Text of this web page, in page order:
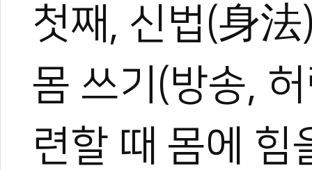
첫째, 신법(身法
몸 쓰기(방송,
련할 때 몸에 힘